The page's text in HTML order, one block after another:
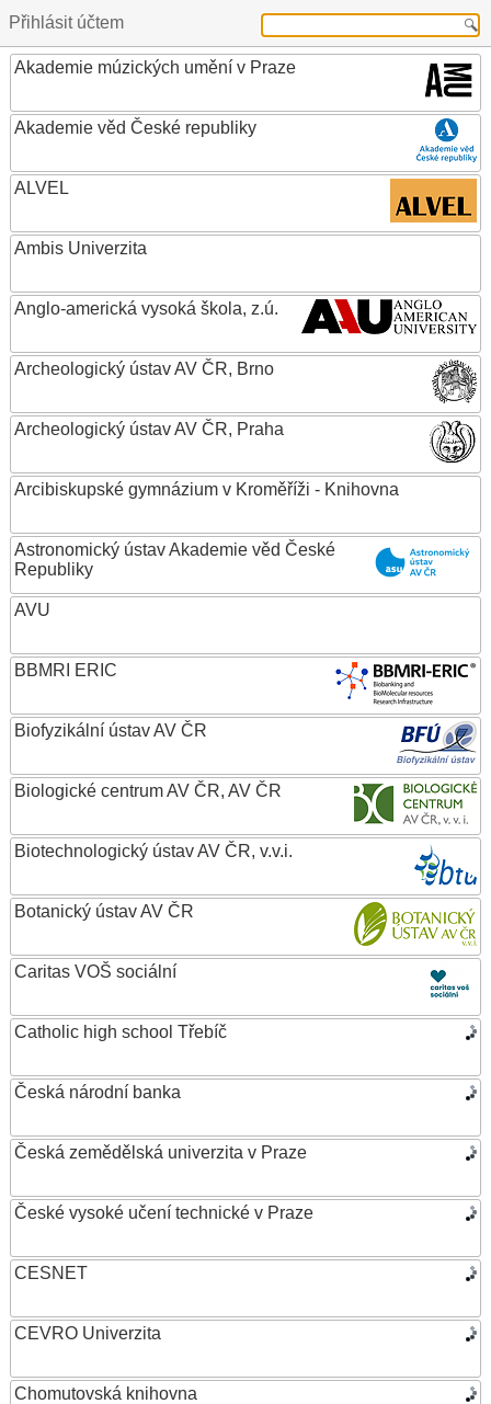
Přihlásit účtem
Akademie múzických umění v Praze
Akademie věd České republiky
ALVEL
Ambis Univerzita
Anglo-americká vysoká škola, z.ú.
Archeologický ústav AV ČR, Brno
Archeologický ústav AV ČR, Praha
Arcibiskupské gymnázium v Kroměříži - Knihovna
Astronomický ústav Akademie věd České
Republiky
AVU
BBMRI ERIC
Biofyzikální ústav AV ČR
Biologické centrum AV ČR, AV ČR
Biotechnologický ústav AV ČR, v.v.i.
Botanický ústav AV ČR
Caritas VOŠ sociální
Catholic high school Třebíč
Česká národní banka
Česká zemědělská univerzita v Praze
České vysoké učení technické v Praze
CESNET
CEVRO Univerzita
Chomutovská knihovna